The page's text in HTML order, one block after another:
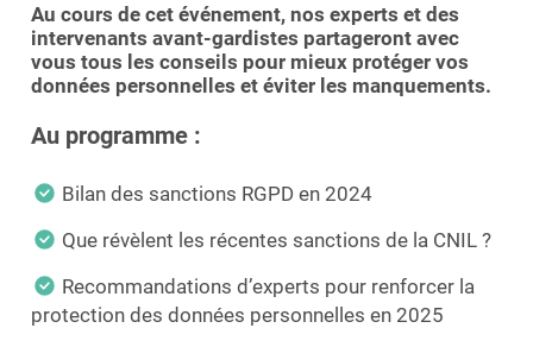
Au cours de cet événement, nos experts et des
intervenants avant-gardistes partageront avec
vous tous les conseils pour mieux protéger vos
données personnelles et éviter les manquements.
Au programme :
Bilan des sanctions RGPD en 2024
Que révèlent les récentes sanctions de la CNIL ?
Recommandations d’experts pour renforcer la
protection des données personnelles en 2025